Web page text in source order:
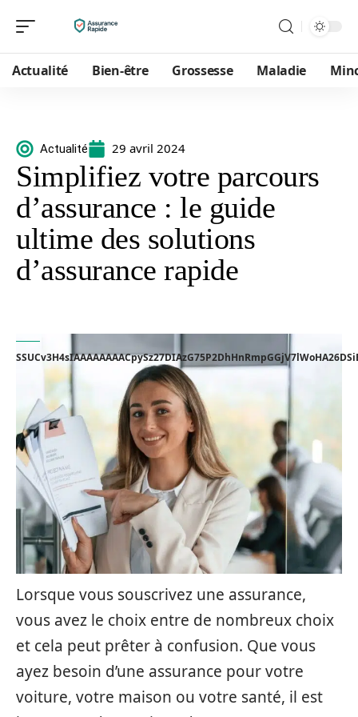
Actualité Bien-être Grossesse Maladie
Actualité 29 avril 2024
Simplifiez votre parcours
d’assurance : le guide
ultime des solutions
d’assurance rapide
Lorsque vous souscrivez une assurance,
vous avez le choix entre de nombreux choix
et cela peut prêter à confusion. Que vous
ayez besoin d’une assurance pour votre
voiture, votre maison ou votre santé, il est